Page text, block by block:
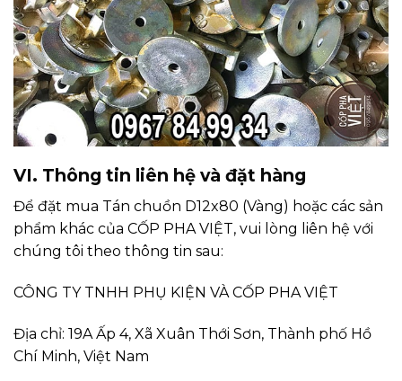
VI. Thông tin liên hệ và đặt hàng
Để đặt mua Tán chuồn D12x80 (Vàng) hoặc các sản
phẩm khác của CỐP PHA VIỆT, vui lòng liên hệ với
chúng tôi theo thông tin sau:
CÔNG TY TNHH PHỤ KIỆN VÀ CỐP PHA VIỆT
Địa chỉ: 19A Ấp 4, Xã Xuân Thới Sơn, Thành phố Hồ
Chí Minh, Việt Nam